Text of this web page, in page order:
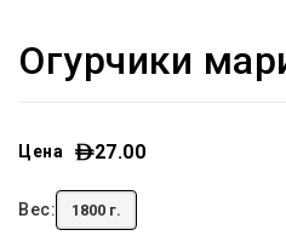
Огурчики
Цена 27.00
Вес: 1800 г.